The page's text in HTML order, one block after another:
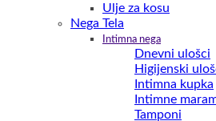
Ulje za kosu
Nega Tela
Intimna nega
Dnevni ulošci
Higijenski
Intimna kupka
Intimne
Tamponi